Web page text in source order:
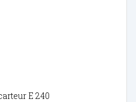
E 240